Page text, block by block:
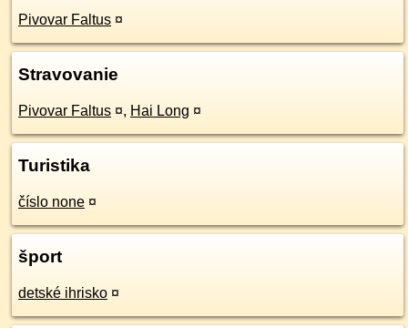
Pivovar Faltus ¤
Stravovanie
Pivovar Faltus ¤, Hai Long ¤
Turistika
číslo none ¤
šport
detské ihrisko ¤